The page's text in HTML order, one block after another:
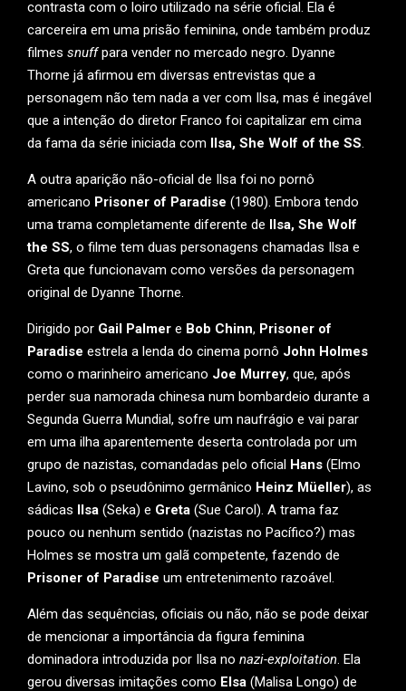
contrasta com o loiro utilizado na série oficial. Ela é
carcereira em uma prisão feminina, onde também produz
filmes snuffpara vender no mercado negro. Dyanne
Thorne já afirmou em diversas entrevistas que a
personagem não tem nada a ver com Ilsa, mas é inegável
que a intenção do diretor Franco foi capitalizar em cima
da fama da série iniciada com Ilsa, She Wolf of the SS.
A outra aparição não-oficial de Ilsa foi no pornô
americano Prisoner of Paradise (1980). Embora tendo
uma trama completamente diferente de Ilsa, She Wolf
the SS, o filme tem duas personagens chamadas Ilsa e
Greta que funcionavam como versões da personagem
original de Dyanne Thorne.
Dirigido por Gail Palmer e Bob Chinn, Prisoner of
Paradise estrela a lenda do cinema pornô John Holmes
como o marinheiro americano Joe Murrey, que, após
perder sua namorada chinesa num bombardeio durante a
Segunda Guerra Mundial, sofre um naufrágio e vai parar
em uma ilha aparentemente deserta controlada por um
grupo de nazistas, comandadas pelo oficial Hans (Elmo
Lavino, sob o pseudônimo germânico Heinz Müeller), as
sádicas Ilsa (Seka) e Greta (Sue Carol). A trama faz
pouco ou nenhum sentido (nazistas no Pacífico?) mas
Holmes se mostra um galã competente, fazendo de
Prisoner of Paradise um entretenimento razoável.
Além das sequências, oficiais ou não, não se pode deixar
de mencionar a importância da figura feminina
dominadora introduzida por Ilsa no nazi-exploitation. Ela
gerou diversas imitações como Elsa (Malisa Longo) de